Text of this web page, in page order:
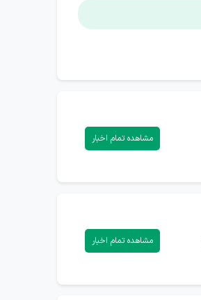
مشاهده تمام اخبار
مشاهده تمام اخبار